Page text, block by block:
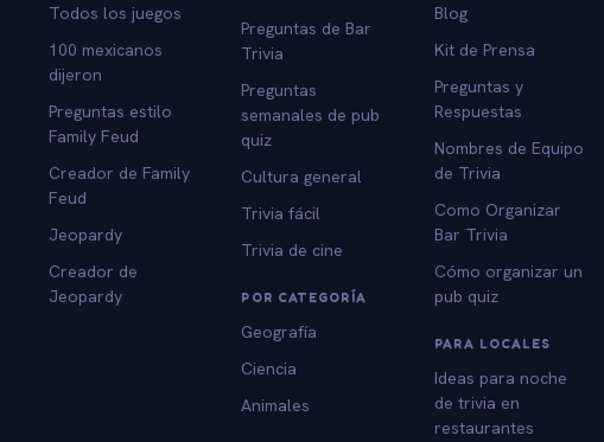
Todos los juegos
100 mexicanos
dijeron
Preguntas estilo
Family Feud
Creador de Family
Feud
Jeopardy
Creador de
Jeopardy
Preguntas de Bar
Trivia
Preguntas
semanales de pub
quiz
Cultura general
Trivia fácil
Trivia de cine
POR CATEGORÍA
Geografía
Ciencia
Animales
Blog
Kit de Prensa
Preguntas y
Respuestas
Nombres de Equipo
de Trivia
Como Organizar
Bar Trivia
Cómo organizar un
pub quiz
PARA LOCALES
Ideas para noche
de trivia en
restaurantes